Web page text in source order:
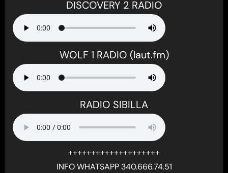
DISCOVERY 2 RADIO
WOLF 1 RADIO (laut.fm)
RADIO SIBILLA
++++++++++++++++++++
INFO WHATSAPP 340.666.74.51